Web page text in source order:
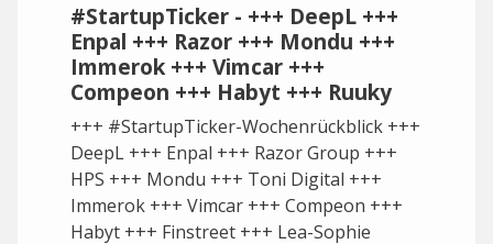
#StartupTicker - +++ DeepL +++
Enpal +++ Razor +++ Mondu +++
Immerok +++ Vimcar +++
Compeon +++ Habyt +++ Ruuky
+++ #StartupTicker-Wochenrückblick +++
DeepL +++ Enpal +++ Razor Group +++
HPS +++ Mondu +++ Toni Digital +++
Immerok +++ Vimcar +++ Compeon +++
Habyt +++ Finstreet +++ Lea-Sophie